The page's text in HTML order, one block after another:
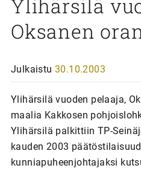
Ylihärsilä
Oksanen
Julkaistu 30.10.2003
Ylihärsilä vuoden pelaaja,
maalia Kakkosen
Ylihärsilä palkittiin TP-
kauden 2003
kunniapuheenjohtajaksi